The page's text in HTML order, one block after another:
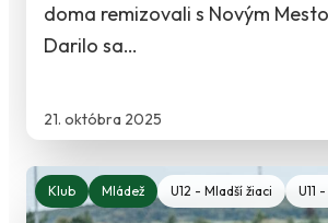
21. októbra 2025
doma remizovali s Novým
Darilo sa…
Klub Mládež U12 - Mladší žiaci U11